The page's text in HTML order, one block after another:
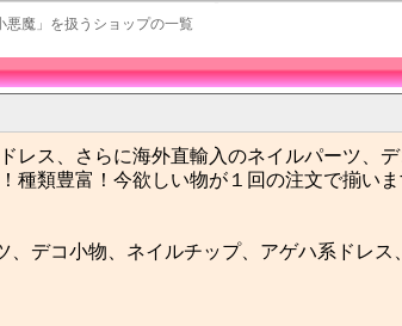
悪魔」を扱うショップの一覧
レス、さらに海外直輸入のネイルパーツ、
種類豊富！今欲しい物が１回の注文で揃いま
デコ小物、ネイルチップ、アゲハ系ドレス